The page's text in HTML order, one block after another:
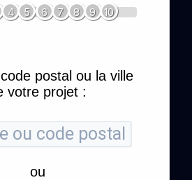
4 5 6 7 8 9 10
postal ou la ville
votre projet :
ou